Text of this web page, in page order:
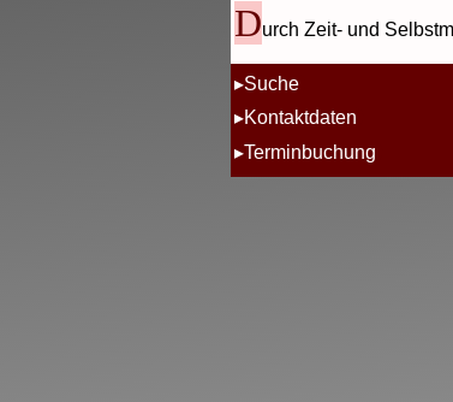
Durch Zeit- und
Suche
Kontaktdaten
Terminbuchung